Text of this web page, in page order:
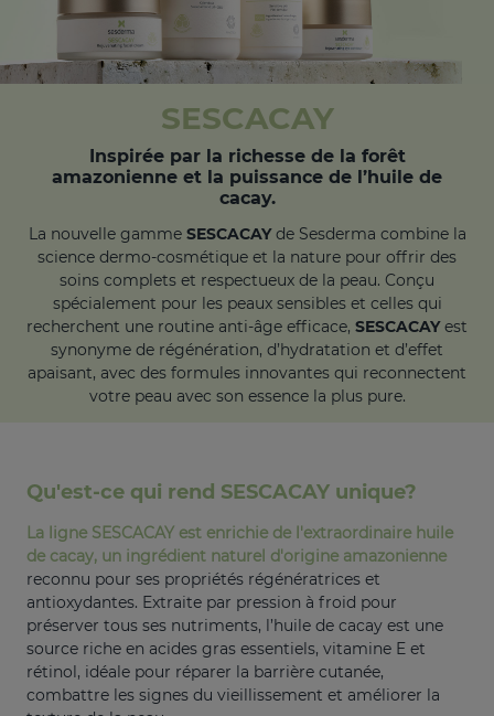
SESCACAY
Inspirée par la richesse de la forêt
amazonienne et la puissance de l’huile de
cacay.
La nouvelle gamme SESCACAYde Sesderma combine la
science dermo-cosmétique et la nature pour offrir des
soins complets et respectueux de la peau. Conçu
spécialement pour les peaux sensibles et celles qui
recherchent une routine anti-âge efficace, SESCACAYest
synonyme de régénération, d’hydratation et d’effet
apaisant, avec des formules innovantes qui reconnectent
votre peau avec son essence la plus pure.
Qu'est-ce qui rend SESCACAY unique?
La ligne SESCACAY est enrichie de l'extraordinaire huile
de cacay, un ingrédient naturel d'origine amazonienne
reconnu pour ses propriétés régénératrices et
antioxydantes. Extraite par pression à froid pour
préserver tous ses nutriments, l’huile de cacay est une
source riche en acides gras essentiels, vitamine E et
rétinol, idéale pour réparer la barrière cutanée,
combattre les signes du vieillissement et améliorer la